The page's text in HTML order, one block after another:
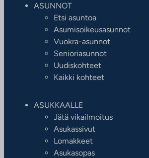
ASUNNOT
Etsi asuntoa
Asumisoikeusasunnot
Vuokra-asunnot
Senioriasunnot
Uudiskohteet
Kaikki kohteet
ASUKKAALLE
Jätä vikailmoitus
Asukassivut
Lomakkeet
Asukasopas